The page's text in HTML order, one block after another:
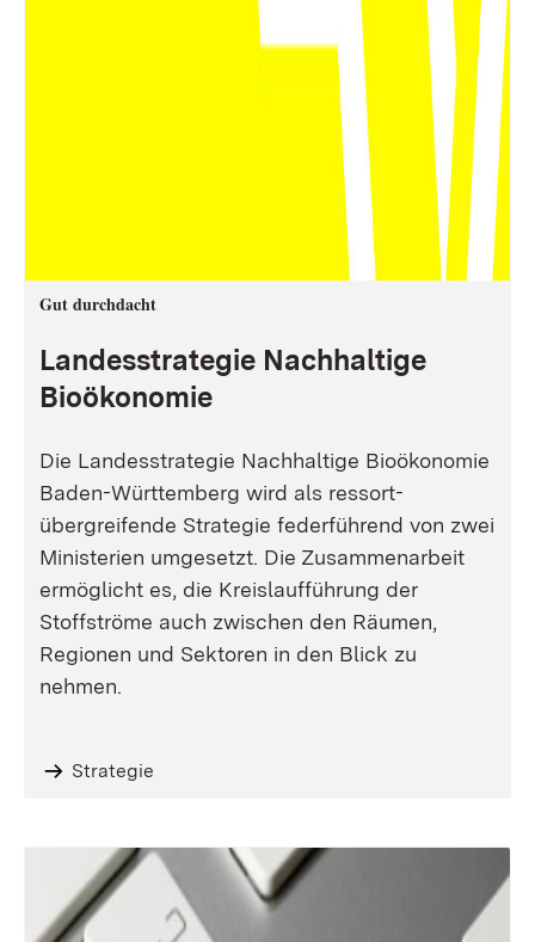
Gut durchdacht
Landesstrategie Nachhaltige
Bioökonomie
Die Landesstrategie Nachhaltige Bioökonomie
Baden-Württemberg wird als ressort-
übergreifende Strategie federführend von zwei
Ministerien umgesetzt. Die Zusammenarbeit
ermöglicht es, die Kreislaufführung der
Stoffströme auch zwischen den Räumen,
Regionen und Sektoren in den Blick zu
nehmen.
Strategie